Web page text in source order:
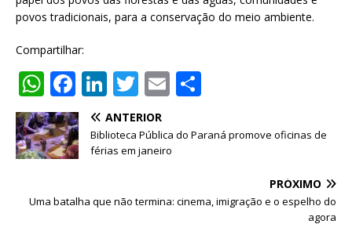
povos tradicionais, para a conservação do meio ambiente.
Compartilhar:
W
h
at
s
p
F
a
c
e
o
Li
n
k
e
n
T
w
it
te
E
ai
l
ar
ANTERIOR
Biblioteca Pública do Paraná promove oficinas de
férias em janeiro
PRÓXIMO
Uma batalha que não termina: cinema, imigração e o espelho do
agora